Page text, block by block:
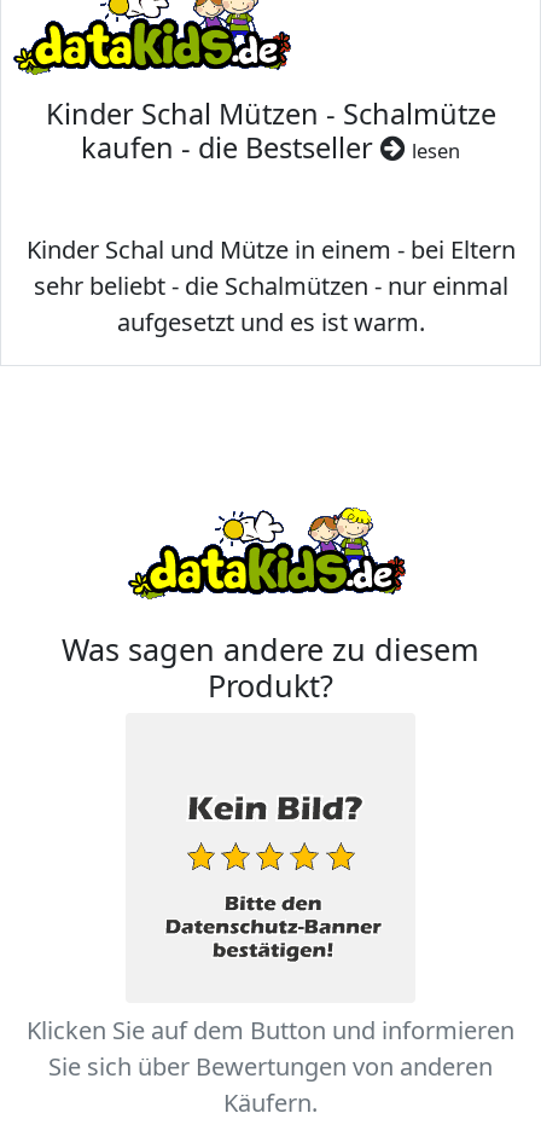
Kinder Schal Mützen - Schalmütze
kaufen - die Bestseller
lesen
Kinder Schal und Mütze in einem - bei Eltern
sehr beliebt - die Schalmützen - nur einmal
aufgesetzt und es ist warm.
Was sagen andere zu diesem
Produkt?
Klicken Sie auf dem Button und informieren
Sie sich über Bewertungen von anderen
Käufern.